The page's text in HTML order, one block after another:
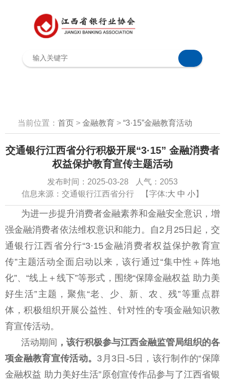
当前位置： 首页 > 金融教育 > “3·15”金融教育活动
交通银行江西省分行积极开展“3·15” 金融消费者
权益保护教育宣传主题活动
发布时间：2025-03-28
人气：2053
信息来源：交通银行江西省分行
【字体:大 中 小】
为进一步提升消费者金融素养和金融安全意识，增
强金融消费者依法维权意识和能力。自2月25日起，交
通银行江西省分行“3·15金融消费者权益保护教育宣
传”主题活动全面启动以来，该行通过“集中性＋阵地
化”、“线上＋线下”等形式，围绕“保障金融权益 助力美
好生活”主题，聚焦“老、少、新、农、残”等重点群
体，积极组织开展公益性、针对性的专项金融知识教
育宣传活动。
活动期间 ，该行积极参与江西金融监管局组织的各
项金融教育宣传活动。 3月3日-5日，该行制作的“保障
金融权益 助力美好生活”原创宣传作品参与了江西省银